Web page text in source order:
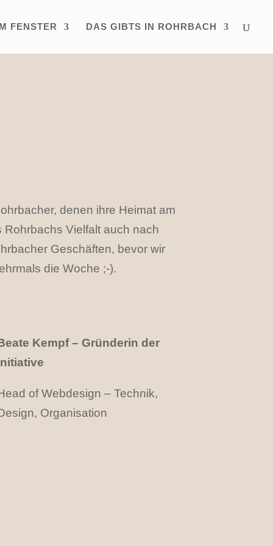
FENSTER DAS GIBTS IN ROHRBACH
denen ihre Heimat am
Vielfalt auch nach
Geschäften, bevor wir
die Woche ;-).
Kempf – Gründerin der
of Webdesign – Technik,
Organisation